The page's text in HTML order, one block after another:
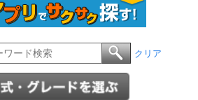
クリア